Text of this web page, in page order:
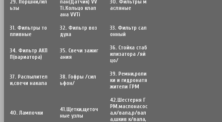
29. Поршни,гил
ьзы
пан(Датчик) VV
Ti.Кольцо клап
ана VVTi
30. Фильтры м
асляные
31. Фильтры то
пливные
32. Фильтр воз
духа
33. Фильтр сал
онный
34. Фильтр АКП
П(вариатора)
35. Свечи зажиг
ания
36. Стойка стаб
илизатора /яй
цо/
37. Распылител
и,свечи накала
38. Гофры /сил
ьфон/
39. Ремни,роли
ки и гидронатя
жители ГРМ
40. Лампочки
41.Щетки,щеточ
ные узлы
42.Шестерня Г
РМ.маслонасос
а,к/вала,р/вал
а,шкив к/вала,